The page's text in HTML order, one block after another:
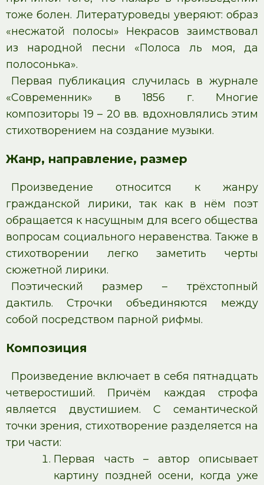
тоже болен. Литературоведы уверяют: образ
«несжатой полосы» Некрасов заимствовал
из народной песни «Полоса ль моя, да
полосонька».
Первая публикация случилась в журнале
«Современник» в 1856 г. Многие
композиторы 19 – 20 вв. вдохновлялись этим
стихотворением на создание музыки.
Жанр, направление, размер
Произведение относится к жанру
гражданской лирики, так как в нём поэт
обращается к насущным для всего общества
вопросам социального неравенства. Также в
стихотворении легко заметить черты
сюжетной лирики.
Поэтический размер – трёхстопный
дактиль. Строчки объединяются между
собой посредством парной рифмы.
Композиция
Произведение включает в себя пятнадцать
четверостиший. Причём каждая строфа
является двустишием. С семантической
точки зрения, стихотворение разделяется на
три части:
Первая часть – автор описывает
картину поздней осени, когда уже